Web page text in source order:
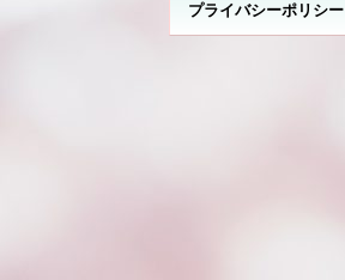
プライバシーポリシー